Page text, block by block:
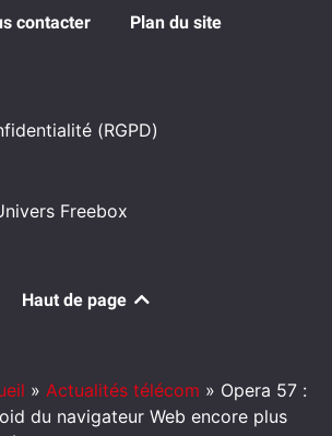
contacter Plan du site
(RGPD)
Freebox
Haut de page
» Actualités télécom » Opera 57 :
du navigateur Web encore plus